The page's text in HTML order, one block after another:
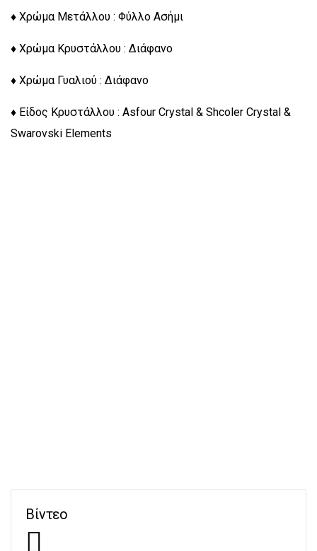
♦ Χρώμα Μετάλλου : Φύλλο Ασήμι
♦ Χρώμα Κρυστάλλου : Διάφανο
♦ Χρώμα Γυαλιού : Διάφανο
♦ Είδος Κρυστάλλου : Asfour Crystal & Shcoler Crystal &
Swarovski Elements
Βίντεο